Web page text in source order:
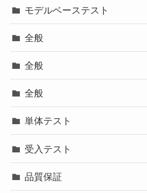
モデルベーステスト
全般
全般
全般
単体テスト
受入テスト
品質保証